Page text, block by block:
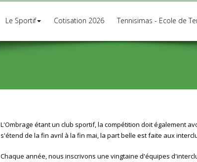
Le Sportif Cotisation 2026 Tennisimas - Ecole de
L'Ombrage étant un club sportif, la compétition doit également
s'étend de la fin avril à la fin mai, la part belle est faite aux
Chaque année, nous inscrivons une vingtaine d'équipes